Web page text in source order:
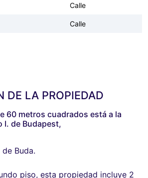
Calle
Calle
DE LA PROPIEDAD
60 metros cuadrados está a la
I. de Budapest,
Buda.
piso, esta propiedad incluye 2